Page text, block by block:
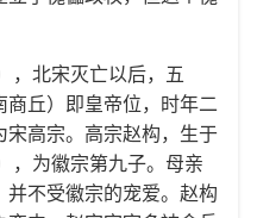
，北宋灭亡以后，五
商丘）即皇帝位，时年二
高宗。高宗赵构，生于
，为徽宗第九子。母亲
不受徽宗的宠爱。赵构